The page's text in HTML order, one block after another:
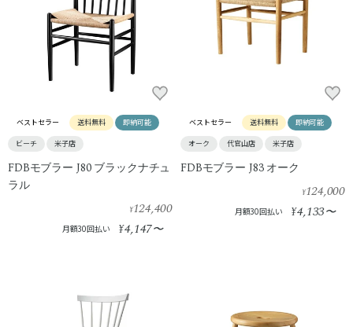
ベストセラー 送料無料 即納可能
ビーチ 米子店
FDBモブラー J80 ブラックナチュ
ラル
¥124,400
月額30回払い ¥4,147〜
ベストセラー 送料無料 即納可能
オーク 代官山店 米子店
FDBモブラー J83 オーク
¥124,000
月額30回払い ¥4,133〜